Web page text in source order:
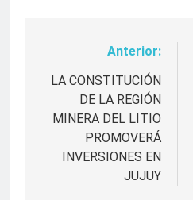
Navegación
de
entradas
Anterior:
LA CONSTITUCIÓN
DE LA REGIÓN
MINERA DEL LITIO
PROMOVERÁ
INVERSIONES EN
JUJUY